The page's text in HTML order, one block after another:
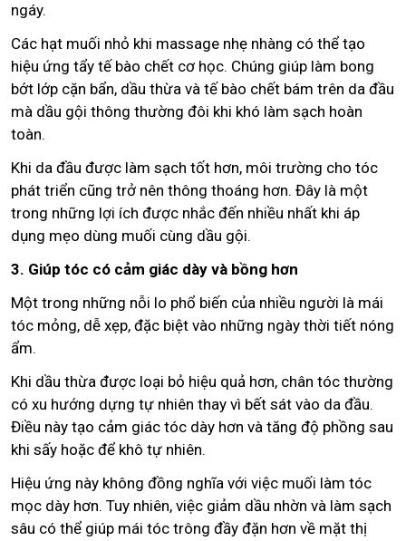
ngáy.
Các hạt muối nhỏ khi massage nhẹ nhàng có thể tạo
hiệu ứng tẩy tế bào chết cơ học. Chúng giúp làm bong
bớt lớp cặn bẩn, dầu thừa và tế bào chết bám trên da đầu
mà dầu gội thông thường đôi khi khó làm sạch hoàn
toàn.
Khi da đầu được làm sạch tốt hơn, môi trường cho tóc
phát triển cũng trở nên thông thoáng hơn. Đây là một
trong những lợi ích được nhắc đến nhiều nhất khi áp
dụng mẹo dùng muối cùng dầu gội.
3. Giúp tóc có cảm giác dày và bồng hơn
Một trong những nỗi lo phổ biến của nhiều người là mái
tóc mỏng, dễ xẹp, đặc biệt vào những ngày thời tiết nóng
ẩm.
Khi dầu thừa được loại bỏ hiệu quả hơn, chân tóc thường
có xu hướng dựng tự nhiên thay vì bết sát vào da đầu.
Điều này tạo cảm giác tóc dày hơn và tăng độ phồng sau
khi sấy hoặc để khô tự nhiên.
Hiệu ứng này không đồng nghĩa với việc muối làm tóc
mọc dày hơn. Tuy nhiên, việc giảm dầu nhờn và làm sạch
sâu có thể giúp mái tóc trông đầy đặn hơn về mặt thị